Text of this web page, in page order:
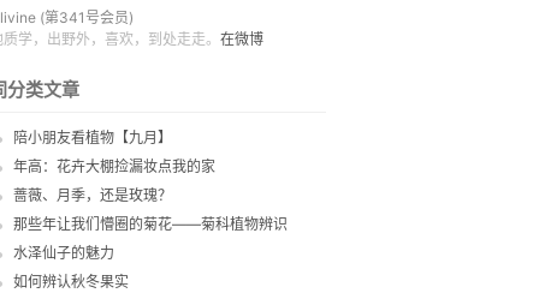
(第341号会员)
质学，出野外，喜欢，到处走走。 在微博
分类文章
陪小朋友看植物【九月】
年高：花卉大棚捡漏妆点我的家
蔷薇、月季，还是玫瑰？
那些年让我们懵圈的菊花——菊科植物辨识
水泽仙子的魅力
如何辨认秋冬果实